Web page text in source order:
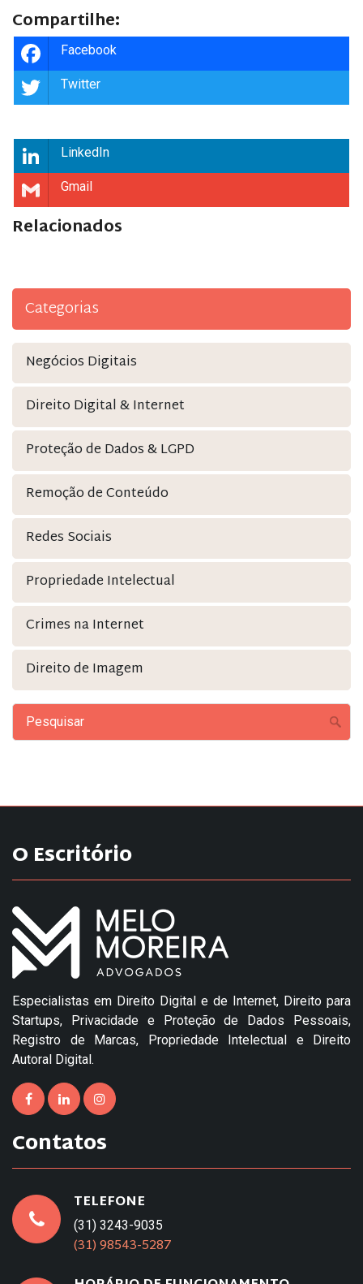
Compartilhe:
Facebook
Twitter
LinkedIn
Gmail
Relacionados
Categorias
Negócios Digitais
Direito Digital & Internet
Proteção de Dados & LGPD
Remoção de Conteúdo
Redes Sociais
Propriedade Intelectual
Crimes na Internet
Direito de Imagem
O Escritório
Especialistas em Direito Digital e de Internet, Direito para
Startups, Privacidade e Proteção de Dados Pessoais,
Registro de Marcas, Propriedade Intelectual e Direito
Autoral Digital.
Contatos
TELEFONE
(31) 3243-9035
(31) 98543-5287